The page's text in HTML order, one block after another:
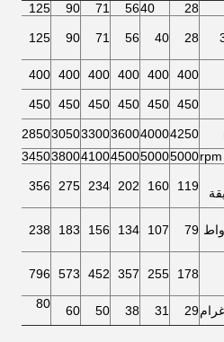
28
40
56
71
90
125
28
40
56
71
90
125
400
400
400
400
400
400
450
450
450
450
450
450
4250
4000
3600
3300
3050
2850
rpm
5000
5000
4500
4100
3800
3450
119
160
202
234
275
356
79
107
134
156
183
238
178
255
357
452
573
796
29
31
38
50
60
80